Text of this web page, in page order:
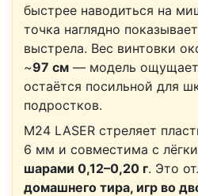
быстрее наводиться на
точка наглядно
выстрела. Вес винтовки
~97 см — модель
остаётся посильной для
подростков.
M24 LASER стреляет
6 мм и совместима с
шарами 0,12–0,20 г. Это
домашнего тира, игр во